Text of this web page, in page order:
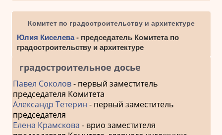
Комитет по градостроительству и архитектуре
Юлия Киселева- председатель Комитета по
градостроительству и архитектуре
градостроительное досье
Павел Соколов- первый заместитель
председателя Комитета
Александр Тетерин - первый заместитель
председателя
Елена Крамскова - врио заместителя